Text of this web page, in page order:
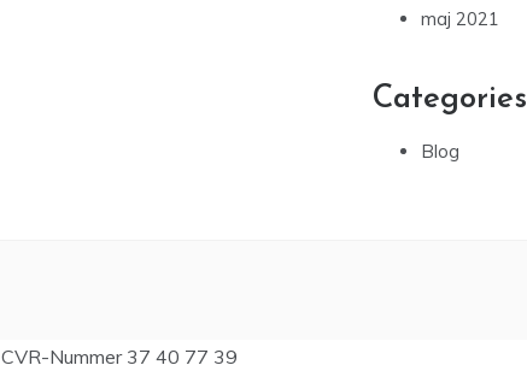
maj 2021
Categories
Blog
CVR-Nummer 37 40 77 39